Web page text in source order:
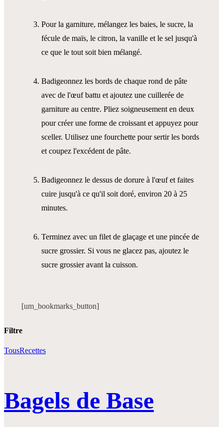
Pour la garniture, mélangez les baies, le sucre, la
fécule de maïs, le citron, la vanille et le sel jusqu'à
ce que le tout soit bien mélangé.
Badigeonnez les bords de chaque rond de pâte
avec de l'œuf battu et ajoutez une cuillerée de
garniture au centre. Pliez soigneusement en deux
pour créer une forme de croissant et appuyez pour
sceller. Utilisez une fourchette pour sertir les bords
et coupez l'excédent de pâte.
Badigeonnez le dessus de dorure à l'œuf et faites
cuire jusqu'à ce qu'il soit doré, environ 20 à 25
minutes.
Terminez avec un filet de glaçage et une pincée de
sucre grossier. Si vous ne glacez pas, ajoutez le
sucre grossier avant la cuisson.
[um_bookmarks_button]
Filtre
TousRecettes
Bagels de Base